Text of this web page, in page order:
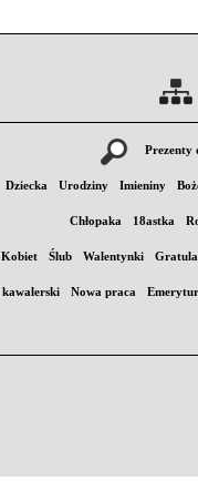
Prezenty
Dziecka Urodziny Imieniny
Chłopaka 18astka
Kobiet Ślub Walentynki
kawalerski Nowa praca